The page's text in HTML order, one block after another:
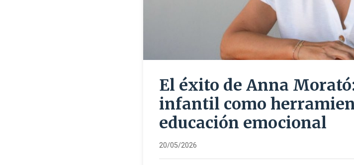
El éxito de Anna
infantil como
educación emocional
20/05/2026